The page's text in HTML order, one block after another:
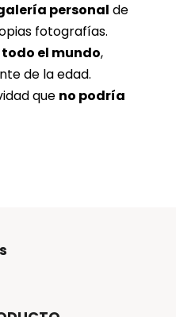
personal de
fotografías.
el mundo,
de la edad.
que no podría